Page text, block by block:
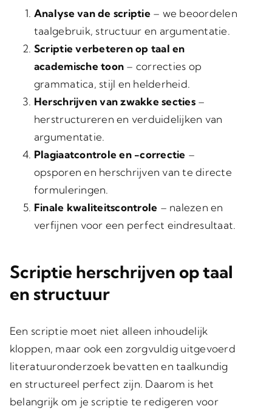
Analyse van de scriptie – we beoordelen
taalgebruik, structuur en argumentatie.
Scriptie verbeteren op taal en
academische toon – correcties op
grammatica, stijl en helderheid.
Herschrijven van zwakke secties–
herstructureren en verduidelijken van
argumentatie.
Plagiaatcontrole en -correctie –
opsporen en herschrijven van te directe
formuleringen.
Finale kwaliteitscontrole – nalezen en
verfijnen voor een perfect eindresultaat.
Scriptie herschrijven op taal
en structuur
Een scriptie moet niet alleen inhoudelijk
kloppen, maar ook een zorgvuldig uitgevoerd
literatuuronderzoek bevatten en taalkundig
en structureel perfect zijn. Daarom is het
belangrijk om je scriptie te redigeren voor